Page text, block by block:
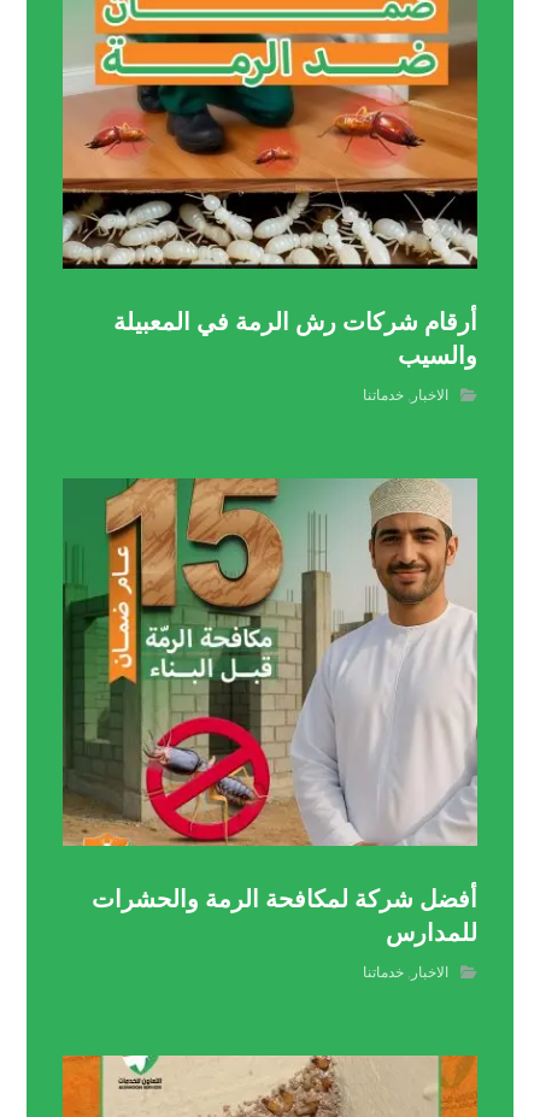
أرقام شركات رش الرمة في المعبيلة
والسيب
الاخبار ,خدماتنا
أفضل شركة لمكافحة الرمة والحشرات
للمدارس
الاخبار ,خدماتنا